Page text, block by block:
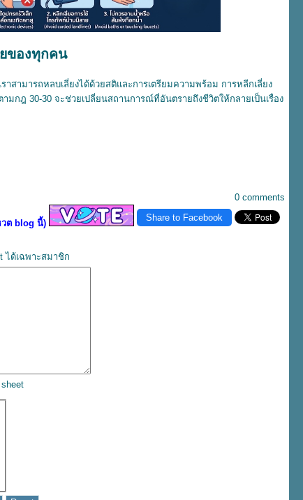
ของทุกคน
สามารถหลบเลี่ยงได้ด้วยสติและการเตรียมความพร้อม การหลีกเลี่ยง
กฎ 30-30 จะช่วยเปลี่ยนสถานการณ์ที่อันตรายถึงชีวิตให้กลายเป็นเรื่อง
0 comments
วต blog นี้)
Share to Facebook
ได้เฉพาะสมาชิก